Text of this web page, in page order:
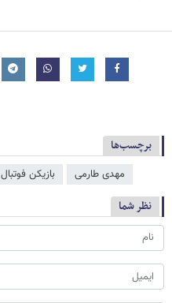
برچسب‌ها
مهدی طارمی بازیکن فوتبال
نظر شما